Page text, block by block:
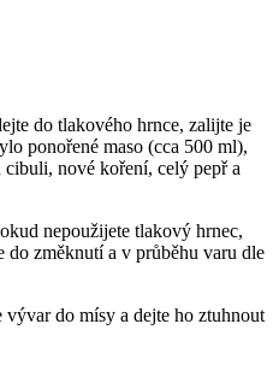
do tlakového hrnce, zalijte je
ponořené maso (cca 500 ml),
nové koření, celý pepř a
nepoužijete tlakový hrnec,
do změknutí a v průběhu varu dle
do mísy a dejte ho ztuhnout